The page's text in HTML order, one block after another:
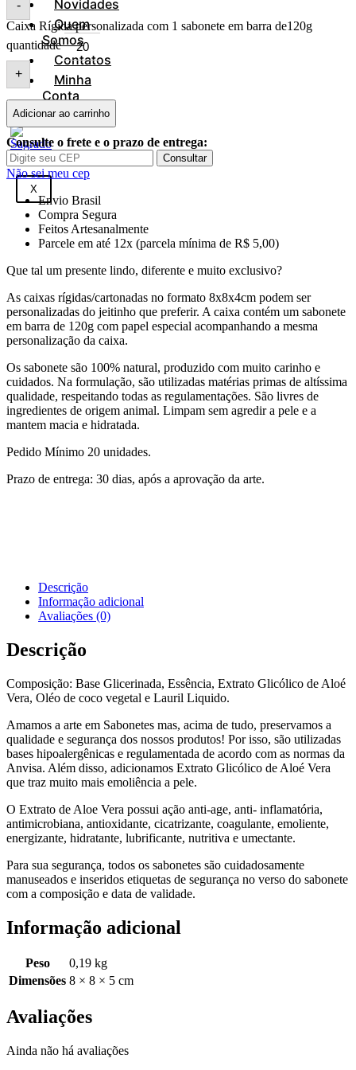
Novidades
Quem
Somos
Contatos
Minha
Conta
X
-
Caixa Rígida personalizada com 1 sabonete em barra de120g
quantidade
+
Adicionar ao carrinho
Consulte o frete e o prazo de entrega:
Consultar
Não sei meu cep
Envio Brasil
Compra Segura
Feitos Artesanalmente
Parcele em até 12x (parcela mínima de R$ 5,00)
Que tal um presente lindo, diferente e muito exclusivo?
As caixas rígidas/cartonadas no formato 8x8x4cm podem ser
personalizadas do jeitinho que preferir. A caixa contém um sabonete
em barra de 120g com papel especial acompanhando a mesma
personalização da caixa.
Os sabonete são 100% natural, produzido com muito carinho e
cuidados. Na formulação, são utilizadas matérias primas de altíssima
qualidade, respeitando todas as regulamentações. São livres de
ingredientes de origem animal. Limpam sem agredir a pele e a
mantem macia e hidratada.
Pedido Mínimo 20 unidades.
Prazo de entrega: 30 dias, após a aprovação da arte.
Descrição
Informação adicional
Avaliações (0)
Descrição
Composição: Base Glicerinada, Essência, Extrato Glicólico de Aloé
Vera, Oléo de coco vegetal e Lauril Liquido.
Amamos a arte em Sabonetes mas, acima de tudo, preservamos a
qualidade e segurança dos nossos produtos! Por isso, são utilizadas
bases hipoalergênicas e regulamentada de acordo com as normas da
Anvisa. Além disso, adicionamos Extrato Glicólico de Aloé Vera
que traz muito mais emoliência a pele.
O Extrato de Aloe Vera possui ação anti-age, anti- inflamatória,
antimicrobiana, antioxidante, cicatrizante, coagulante, emoliente,
energizante, hidratante, lubrificante, nutritiva e umectante.
Para sua segurança, todos os sabonetes são cuidadosamente
manuseados e inseridos etiquetas de segurança no verso do sabonete
com a composição e data de validade.
Informação adicional
Peso
0,19 kg
Dimensões 8 × 8 × 5 cm
Avaliações
Ainda não há avaliações